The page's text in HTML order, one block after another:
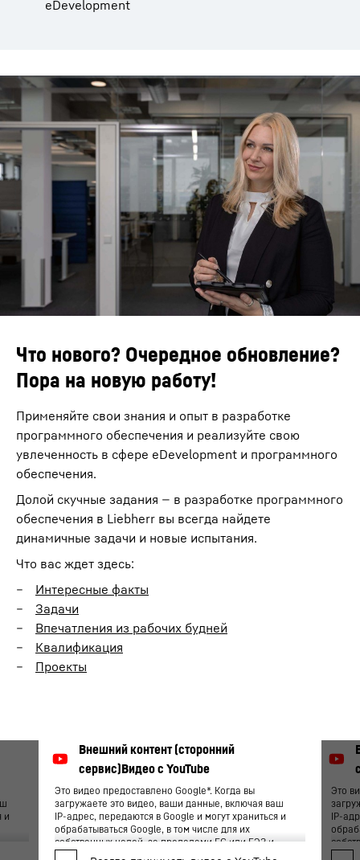
eDevelopment
Что нового? Очередное обновление?
Пора на новую работу!
Применяйте свои знания и опыт в разработке
программного обеспечения и реализуйте свою
увлеченность в сфере eDevelopment и программного
обеспечения.
Долой скучные задания — в разработке программного
обеспечения в Liebherr вы всегда найдете
динамичные задачи и новые испытания.
Что вас ждет здесь:
Интересные факты
Задачи
Впечатления из рабочих будней
Квалификация
Проекты
и
Это видео предоставлено Google*. Когда вы
загружаете это видео, ваши данные, включая ваш
IP-адрес, передаются в Google и могут храниться и
обрабатываться Google, в том числе для их
собственных целей, за пределами ЕС или ЕЭЗ и,
следовательно, в каких-то третьих странах, в
Это
IP-